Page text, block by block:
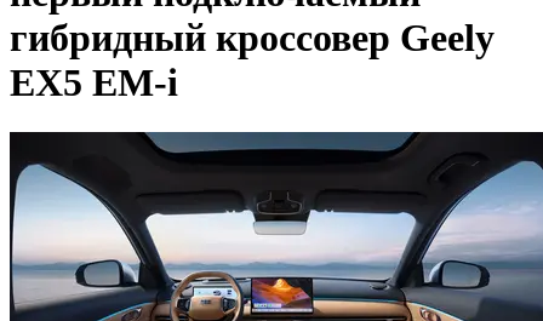
гибридный кроссовер Geely
EX5 EM-i